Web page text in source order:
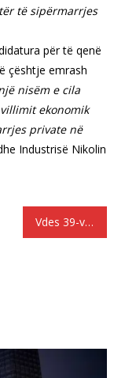
të sipërmarrjes
për të qenë
çështje emrash
nisëm e cila
ekonomik
private në
Industrisë Nikolin
Vdes 39-vjeçari Nelsan Ellis, ylli i ”True Blood”